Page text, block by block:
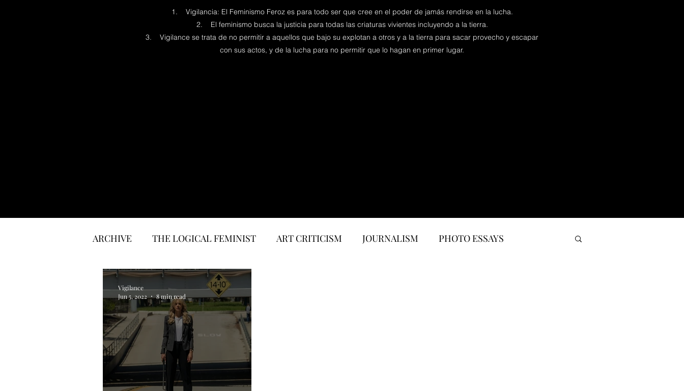
1. Vigilancia: El Feminismo Feroz es para todo ser que cree en el poder de jamás rendirse en la lucha.
2. El feminismo busca la justicia para todas las criaturas vivientes incluyendo a la tierra.
3. Vigilance se trata de no permitir a aquellos que bajo su explotan a otros y a la tierra para sacar provecho y escapar
con sus actos, y de la lucha para no permitir que lo hagan en primer lugar.
ARCHIVE THE LOGICAL FEMINIST ART CRITICISM JOURNALISM PHOTO ESSAYS
LITERATURE INTERVIEWS
Vigilance
Jun 5, 2022
8 min read